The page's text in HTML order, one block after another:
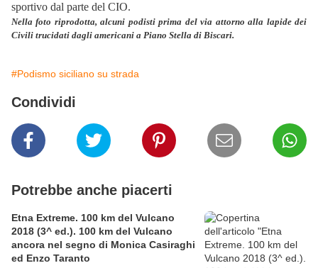
sportivo dal parte del CIO.
Nella foto riprodotta, alcuni podisti prima del via attorno alla lapide dei
Civili trucidati dagli americani a Piano Stella di Biscari.
#Podismo siciliano su strada
Condividi
Potrebbe anche piacerti
Etna Extreme. 100 km del Vulcano
2018 (3^ ed.). 100 km del Vulcano
ancora nel segno di Monica Casiraghi
ed Enzo Taranto